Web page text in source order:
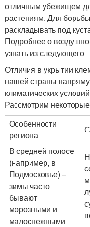
отличным убежищем
растениям. Для
раскладывать под
Подробнее о
узнать из следующего
Отличия в укрытии
нашей страны
климатических
Рассмотрим
Особенности
региона
В средней полосе
(например, в
Подмосковье) –
зимы часто
бывают
морозными и
малоснежными